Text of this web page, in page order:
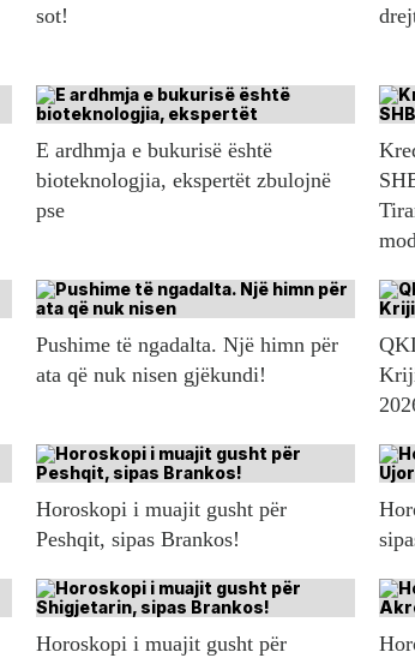
sot!
E ardhmja e bukurisë është
bioteknologjia, ekspertët zbulojnë
pse
Pushime të ngadalta. Një himn për
ata që nuk nisen gjëkundi!
Horoskopi i muajit gusht për
Peshqit, sipas Brankos!
Horoskopi i muajit gusht për